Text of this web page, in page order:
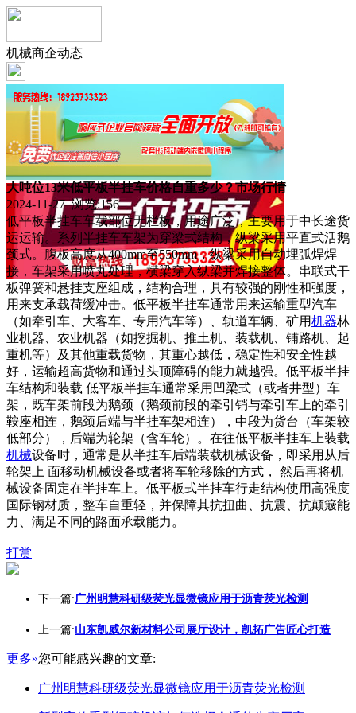
机械商企动态
大吨位13米低平板半挂车价格自重多少？市场行情
2024-11-27 浏览:156
低平板半挂车车载部位无栏板，用途广泛，主要用于中长途货
运运输。系列半挂车车架为穿梁式结构，纵梁采用平直式活鹅
颈式。腹板高度从400mm至550mm，纵梁采用自动埋弧焊焊
接，车架采用喷丸处理，横梁穿入纵梁并焊接整体。串联式干
板弹簧和悬挂支座组成，结构合理，具有较强的刚性和强度，
用来支承载荷缓冲击。低平板半挂车通常用来运输重型汽车
（如牵引车、大客车、专用汽车等）、轨道车辆、矿用机器林
业机器、农业机器（如挖掘机、推土机、装载机、铺路机、起
重机等）及其他重载货物，其重心越低，稳定性和安全性越
好，运输超高货物和通过头顶障碍的能力就越强。低平板半挂
车结构和装载 低平板半挂车通常采用凹梁式（或者井型）车
架，既车架前段为鹅颈（鹅颈前段的牵引销与牵引车上的牵引
鞍座相连，鹅颈后端与半挂车架相连），中段为货台（车架较
低部分），后端为轮架（含车轮）。在往低平板半挂车上装载
机械设备时，通常是从半挂车后端装载机械设备，即采用从后
轮架上 面移动机械设备或者将车轮移除的方式， 然后再将机
械设备固定在半挂车上。低平板式半挂车行走结构使用高强度
国际钢材质，整车自重轻，并保障其抗扭曲、抗震、抗颠簸能
力、满足不同的路面承载能力。
打赏
下一篇:广州明慧科研级荧光显微镜应用于沥青荧光检测
上一篇:山东凯威尔新材料公司展厅设计，凯拓广告匠心打造
更多»您可能感兴趣的文章:
广州明慧科研级荧光显微镜应用于沥青荧光检测